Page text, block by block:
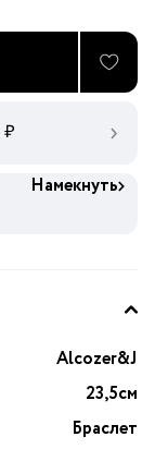
₽
Намекнуть
Alcozer&J
23,5см
Браслет